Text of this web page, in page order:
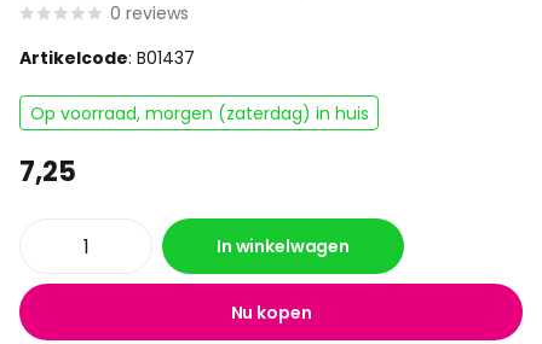
0 reviews
Artikelcode: B01437
Op voorraad, morgen (zaterdag) in huis
7,25
In winkelwagen
Nu kopen